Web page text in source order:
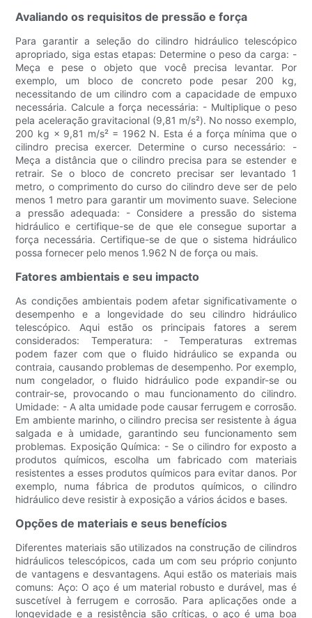
Avaliando os requisitos de pressão e força
Para garantir a seleção do cilindro hidráulico telescópico
apropriado, siga estas etapas: Determine o peso da carga: -
Meça e pese o objeto que você precisa levantar. Por
exemplo, um bloco de concreto pode pesar 200 kg,
necessitando de um cilindro com a capacidade de empuxo
necessária. Calcule a força necessária: - Multiplique o peso
pela aceleração gravitacional (9,81 m/s²). No nosso exemplo,
200 kg × 9,81 m/s² = 1962 N. Esta é a força mínima que o
cilindro precisa exercer. Determine o curso necessário: -
Meça a distância que o cilindro precisa para se estender e
retrair. Se o bloco de concreto precisar ser levantado 1
metro, o comprimento do curso do cilindro deve ser de pelo
menos 1 metro para garantir um movimento suave. Selecione
a pressão adequada: - Considere a pressão do sistema
hidráulico e certifique-se de que ele consegue suportar a
força necessária. Certifique-se de que o sistema hidráulico
possa fornecer pelo menos 1.962 N de força ou mais.
Fatores ambientais e seu impacto
As condições ambientais podem afetar significativamente o
desempenho e a longevidade do seu cilindro hidráulico
telescópico. Aqui estão os principais fatores a serem
considerados: Temperatura: - Temperaturas extremas
podem fazer com que o fluido hidráulico se expanda ou
contraia, causando problemas de desempenho. Por exemplo,
num congelador, o fluido hidráulico pode expandir-se ou
contrair-se, provocando o mau funcionamento do cilindro.
Umidade: - A alta umidade pode causar ferrugem e corrosão.
Em ambiente marinho, o cilindro precisa ser resistente à água
salgada e à umidade, garantindo seu funcionamento sem
problemas. Exposição Química: - Se o cilindro for exposto a
produtos químicos, escolha um fabricado com materiais
resistentes a esses produtos químicos para evitar danos. Por
exemplo, numa fábrica de produtos químicos, o cilindro
hidráulico deve resistir à exposição a vários ácidos e bases.
Opções de materiais e seus benefícios
Diferentes materiais são utilizados na construção de cilindros
hidráulicos telescópicos, cada um com seu próprio conjunto
de vantagens e desvantagens. Aqui estão os materiais mais
comuns: Aço: O aço é um material robusto e durável, mas é
suscetível à ferrugem e corrosão. Para aplicações onde a
longevidade e a resistência são críticas, o aço é uma boa